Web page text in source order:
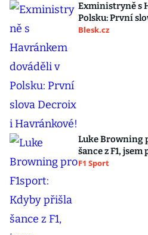
Exministryně s
Polsku: První
Blesk.cz
Luke Browning
šance z F1,
F1 Sport